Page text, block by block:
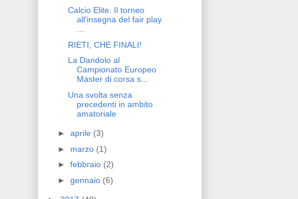
Calcio Elite. Il torneo
all'insegna del fair play
...
RIETI, CHE FINALI!
La Dandolo al
Campionato Europeo
Master di corsa s...
Una svolta senza
precedenti in ambito
amatoriale
► aprile (3)
► marzo (1)
► febbraio (2)
► gennaio (6)